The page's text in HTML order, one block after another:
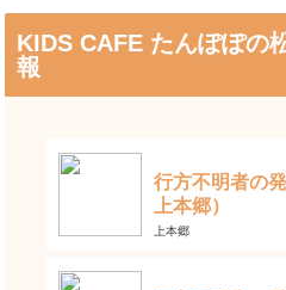
KIDS CAFE たんぽぽの
報
行方不明者の
上本郷）
上本郷